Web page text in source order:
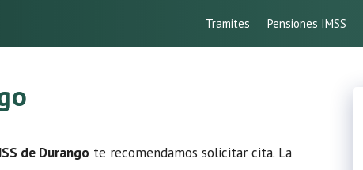
Tramites Pensiones IMSS
de Durango te recomendamos solicitar cita. La